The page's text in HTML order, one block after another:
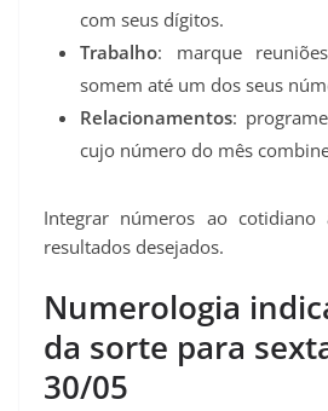
com seus dígitos.
Trabalho: marque
somem até um dos seus
Relacionamentos:
cujo número do mês
Integrar números ao cotidiano
resultados desejados.
Numerologia
da sorte para
30/05